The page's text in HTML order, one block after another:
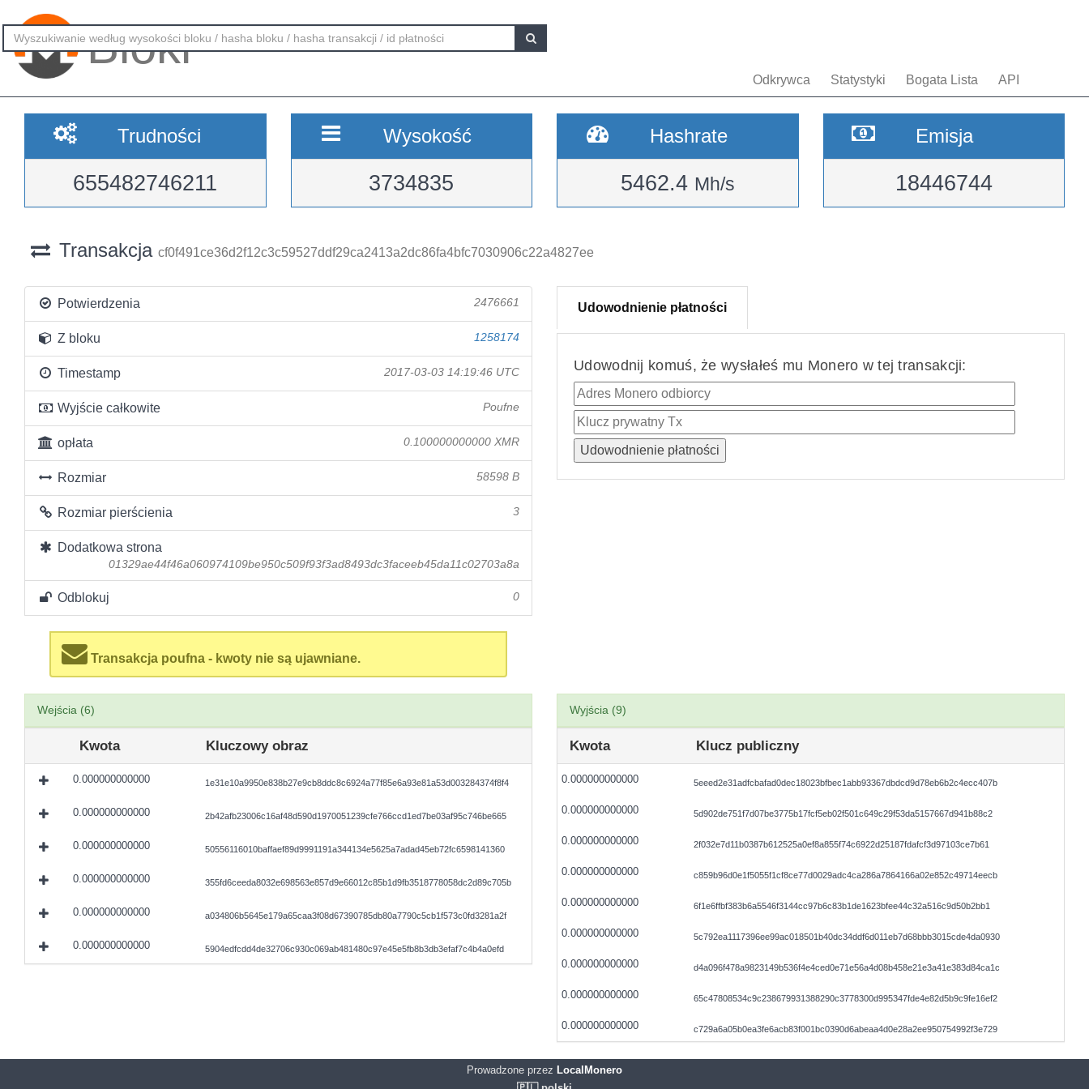
Bloki
Odkrywca Statystyki Bogata Lista API
Trudności
655482746211
Wysokość
3734835
Hashrate
5462.4 Mh/s
Emisja
18446744
Transakcja cf0f491ce36d2f12c3c59527ddf29ca2413a2dc86fa4bfc7030906c22a4827ee
Potwierdzenia 2476661
Z bloku 1258174
Timestamp 2017-03-03 14:19:46 UTC
Wyjście całkowite Poufne
opłata 0.100000000000 XMR
Rozmiar 58598 B
Rozmiar pierścienia 3
Dodatkowa strona
01329ae44f46a060974109be950c509f93f3ad8493dc3faceeb45da11c02703a8a
Odblokuj 0
Transakcja poufna - kwoty nie są ujawniane.
Udowodnienie płatności
Udowodnij komuś, że wysłałeś mu Monero w tej transakcji:
Wejścia (6)
Kwota Kluczowy obraz
0.000000000000 1e31e10a9950e838b27e9cb8ddc8c6924a77f85e6a93e81a53d003284374f8f4
0.000000000000 2b42afb23006c16af48d590d1970051239cfe766ccd1ed7be03af95c746be665
0.000000000000 50556116010baffaef89d9991191a344134e5625a7adad45eb72fc6598141360
0.000000000000 355fd6ceeda8032e698563e857d9e66012c85b1d9fb3518778058dc2d89c705b
0.000000000000 a034806b5645e179a65caa3f08d67390785db80a7790c5cb1f573c0fd3281a2f
0.000000000000 5904edfcdd4de32706c930c069ab481480c97e45e5fb8b3db3efaf7c4b4a0efd
Wyjścia (9)
Kwota Klucz publiczny
0.000000000000 5eeed2e31adfcbafad0dec18023bfbec1abb93367dbdcd9d78eb6b2c4ecc407b
0.000000000000 5d902de751f7d07be3775b17fcf5eb02f501c649c29f53da5157667d941b88c2
0.000000000000 2f032e7d11b0387b612525a0ef8a855f74c6922d25187fdafcf3d97103ce7b61
0.000000000000 c859b96d0e1f5055f1cf8ce77d0029adc4ca286a7864166a02e852c49714eecb
0.000000000000 6f1e6ffbf383b6a5546f3144cc97b6c83b1de1623bfee44c32a516c9d50b2bb1
0.000000000000 5c792ea1117396ee99ac018501b40dc34ddf6d011eb7d68bbb3015cde4da0930
0.000000000000 d4a096f478a9823149b536f4e4ced0e71e56a4d08b458e21e3a41e383d84ca1c
0.000000000000 65c47808534c9c238679931388290c3778300d995347fde4e82d5b9c9fe16ef2
0.000000000000 c729a6a05b0ea3fe6acb83f001bc0390d6abeaa4d0e28a2ee950754992f3e729
Prowadzone przez LocalMonero